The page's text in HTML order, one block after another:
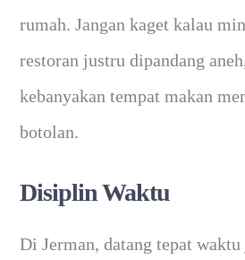
rumah. Jangan kaget kalau
restoran justru dipandang
kebanyakan tempat makan
botolan.
Disiplin Waktu
Di Jerman, datang tepat